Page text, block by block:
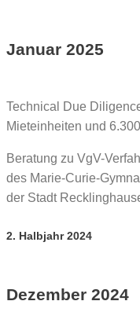
Januar 2025
Technical Due
Mieteinheiten und
Beratung zu VgV-
des Marie-Curie-
der Stadt
2. Halbjahr 2024
Dezember 2024